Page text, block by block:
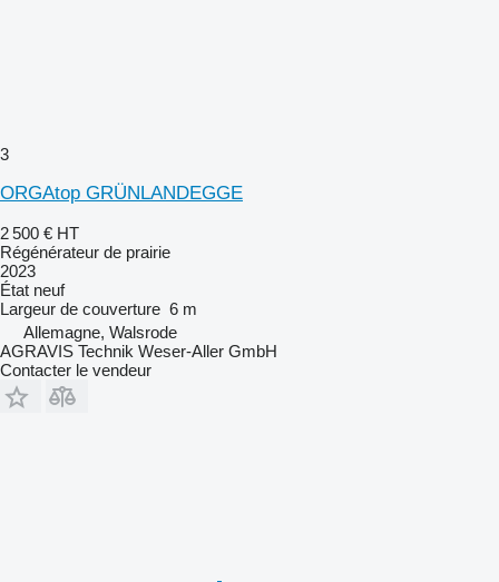
3
ORGAtop GRÜNLANDEGGE
2 500 € HT
Régénérateur de prairie
2023
État neuf
Largeur de couverture 6 m
Allemagne, Walsrode
AGRAVIS Technik Weser-Aller GmbH
Contacter le vendeur